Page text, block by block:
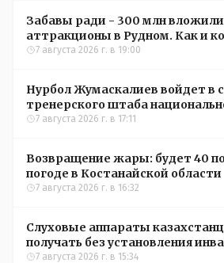
Забавы ради - 300 млн
аттракционы в Рудном. Как и
окупятся?
7 августа 2026 г. в 19:00
Нурбол Жумаскалиев войдет в
тренерского штаба
Казахстана по футболу
7 августа 2026 г. в 17:11
Возвращение жары: будет 40
погоде в Костанайской области
7 августа 2026 г. в 16:32
Слуховые аппараты
получать без установления
7 августа 2026 г. в 15:34